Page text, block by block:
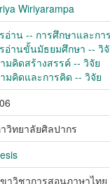
Wiriyarampa
อ่าน -- การศึกษาและก
อ่านขั้นมัธยมศึกษา -- วิ
มคิดสร้างสรรค์ -- วิจัย
มคิดและการคิด -- วิจัย
วิทยาลัยศิลปากร
าวิชาการสอนภาษาไทย